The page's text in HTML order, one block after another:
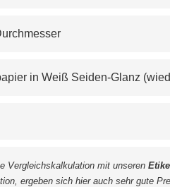
Durchmesser
in Weiß Seiden-Glanz
Vergleichskalkulation mit unseren
ergeben sich hier auch sehr gute